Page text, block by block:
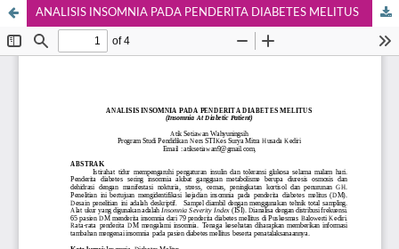
ANALISIS INSOMNIA PADA PENDERITA DIABETES MELITUS